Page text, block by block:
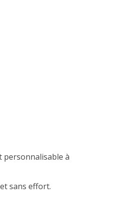
personnalisable à
sans effort.